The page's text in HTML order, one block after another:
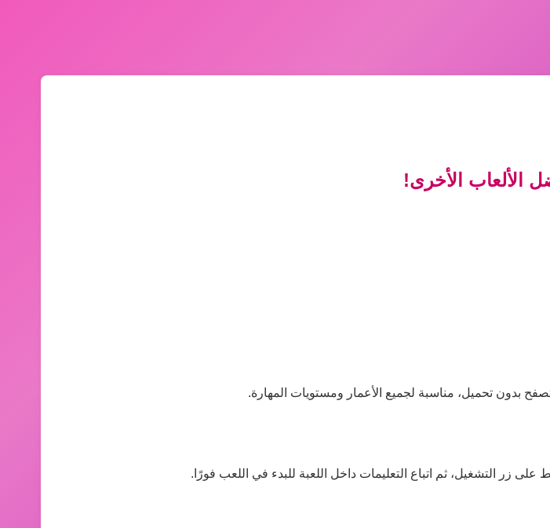
الألعاب الأخرى!
بدون تحميل، مناسبة لجميع الأعمار ومستويات المهارة.
زر التشغيل، ثم اتباع التعليمات داخل اللعبة للبدء في اللعب فورًا.